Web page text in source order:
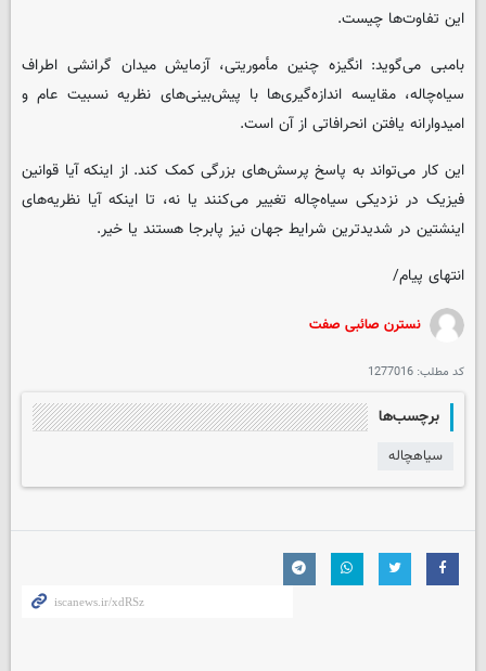
این تفاوت‌ها چیست.
بامبی می‌گوید: انگیزه چنین مأموریتی، آزمایش میدان گرانشی اطراف
سیاه‌چاله، مقایسه اندازه‌گیری‌ها با پیش‌بینی‌های نظریه نسبیت عام و
امیدوارانه یافتن انحرافاتی از آن است.
این کار می‌تواند به پاسخ پرسش‌های بزرگی کمک کند. از اینکه آیا قوانین
فیزیک در نزدیکی سیاه‌چاله تغییر می‌کنند یا نه، تا اینکه آیا نظریه‌های
اینشتین در شدیدترین شرایط جهان نیز پابرجا هستند یا خیر.
انتهای پیام/
نسترن صائبی صفت
کد مطلب: 1277016
برچسب‌ها
سیاهچاله